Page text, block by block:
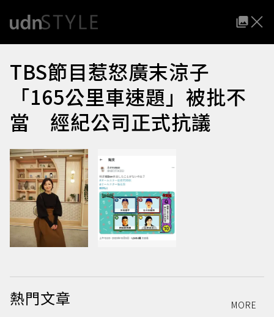
TBS節目惹怒廣末涼子
「165公里車速題」被批不
當 經紀公司正式抗議
熱門文章 MORE